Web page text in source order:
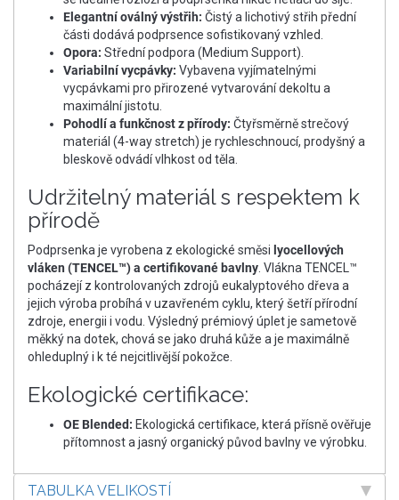
Elegantní oválný výstřih: Čistý a lichotivý střih přední
části dodává podprsence sofistikovaný vzhled.
Opora: Střední podpora (Medium Support).
Variabilní vycpávky: Vybavena vyjímatelnými
vycpávkami pro přirozené vytvarování dekoltu a
maximální jistotu.
Pohodlí a funkčnost z přírody: Čtyřsměrně strečový
materiál (4-way stretch) je rychleschnoucí, prodyšný a
bleskově odvádí vlhkost od těla.
Udržitelný materiál s respektem k
přírodě
Podprsenka je vyrobena z ekologické směsi lyocellových
vláken (TENCEL™) a certifikované bavlny . Vlákna TENCEL™
pocházejí z kontrolovaných zdrojů eukalyptového dřeva a
jejich výroba probíhá v uzavřeném cyklu, který šetří přírodní
zdroje, energii i vodu. Výsledný prémiový úplet je sametově
měkký na dotek, chová se jako druhá kůže a je maximálně
ohleduplný i k té nejcitlivější pokožce.
Ekologické certifikace:
OE Blended: Ekologická certifikace, která přísně ověřuje
přítomnost a jasný organický původ bavlny ve výrobku.
TABULKA VELIKOSTÍ